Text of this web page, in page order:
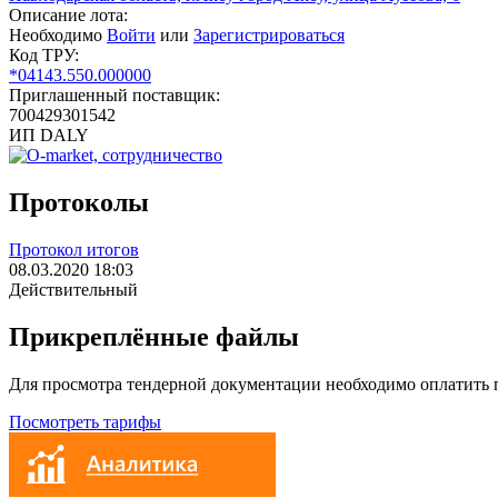
Описание лота:
Необходимо Войти или Зарегистрироваться
Код ТРУ:
*04143.550.000000
Приглашенный поставщик:
700429301542
ИП DALY
Протоколы
Протокол итогов
08.03.2020 18:03
Действительный
Прикреплённые файлы
Для просмотра тендерной документации необходимо оплатить
Посмотреть тарифы